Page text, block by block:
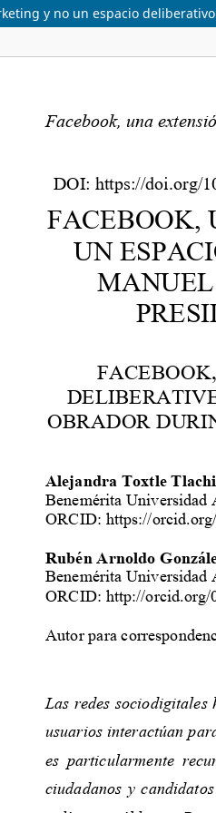
y no un espacio deliberativo